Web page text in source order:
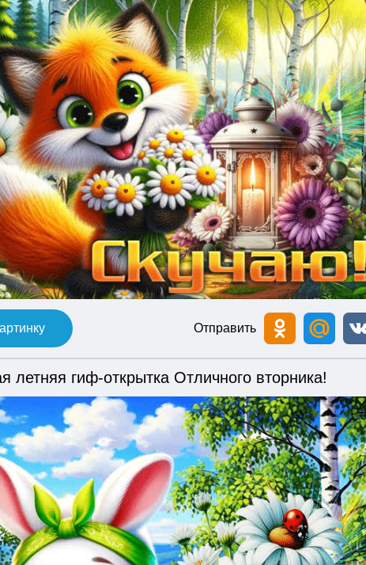
Отправить
летняя гиф-открытка Отличного вторника!